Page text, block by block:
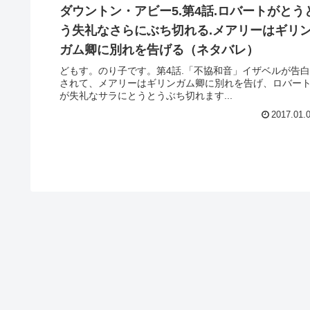
ダウントン・アビー5.第4話.ロバートがとう
う失礼なさらにぶち切れる.メアリーはギリ
ガム卿に別れを告げる（ネタバレ）
どもす。のり子です。第4話.「不協和音」イザベルが告白
されて、メアリーはギリンガム卿に別れを告げ、ロバート
が失礼なサラにとうとうぶち切れます...